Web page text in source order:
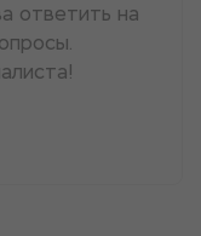
ответить на